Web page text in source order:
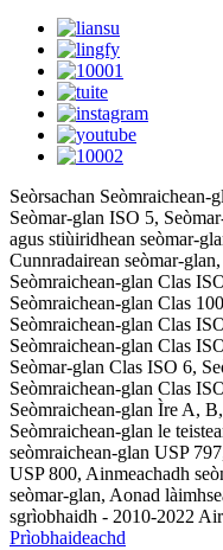
Seòrsachan
Seòmar-glan ISO 5,
agus stiùiridhean seòmar-
Cunnradairean seòmar-
Seòmraichean-glan Clas
Seòmraichean-glan Clas
Seòmraichean-glan Clas
Seòmraichean-glan Clas
Seòmar-glan Clas ISO 6,
Seòmraichean-glan Clas
Seòmraichean-glan Ìre A,
Seòmraichean-glan le
seòmraichean-glan USP
USP 800, Ainmeachadh
seòmar-glan, Aonad
sgrìobhaidh - 2010-2022
Prìobhaideachd